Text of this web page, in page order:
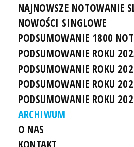
NAJNOWSZE NOTOWANIE
NOWOŚCI SINGLOWE
PODSUMOWANIE 1800
PODSUMOWANIE ROKU
PODSUMOWANIE ROKU
PODSUMOWANIE ROKU
PODSUMOWANIE ROKU
ARCHIWUM
O NAS